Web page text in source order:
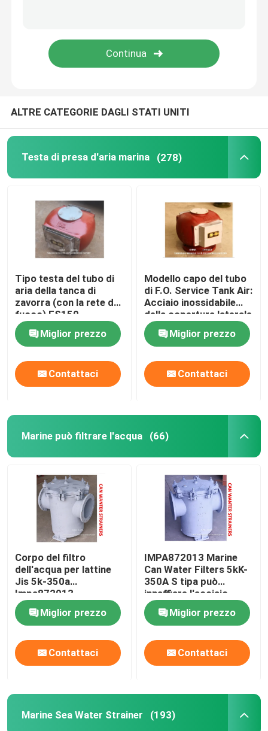
Elementi marini
Pezzo di ricambio marino
Valvola Autochiudente Sondeggiante Autochiudente
FILTRI ACQUA DI MARE WIHT MGPS
Tende solari, tende a rullo a molla, protezione solare
ALTRE CATEGORIE DAGLI STATI UNITI
Testa di presa d'aria marina (278)
Tipo testa del tubo di
aria della tanca di
zavorra (con la rete del
fuoco) ES150
CB/T3594-1994 del
Cappuccio-
galleggiante dello
sfiatatoio della tanca
di zavorra
Miglior prezzo
Contattaci
Modello capo del tubo
di F.O. Service Tank Air:
Acciaio inossidabile
della copertura laterale
di DS150HT
CB/T3594-1994
Miglior prezzo
Contattaci
Marine può filtrare l'acqua (66)
Corpo del filtro
dell'acqua per lattine
Jis 5k-350a
Impa872013 -
Cartuccia filtrante in
ghisa - Acciaio
inossidabile
Miglior prezzo
Contattaci
IMPA872013 Marine
Can Water Filters 5kK-
350A S tipa può
innaffiare l'acciaio
inossidabile della
cartuccia di filtro dal
ghisa del corpo di
Strainres
Miglior prezzo
Contattaci
Marine Sea Water Strainer (193)